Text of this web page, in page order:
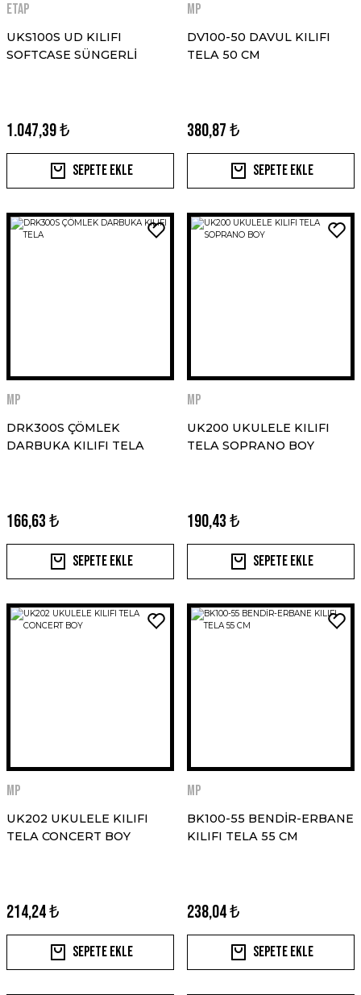
ETAP
UKS100S UD KILIFI
SOFTCASE SÜNGERLİ
1.047,39 ₺
Sepete Ekle
MP
DV100-50 DAVUL KILIFI
TELA 50 CM
380,87 ₺
Sepete Ekle
MP
DRK300S ÇÖMLEK
DARBUKA KILIFI TELA
166,63 ₺
Sepete Ekle
MP
UK200 UKULELE KILIFI
TELA SOPRANO BOY
190,43 ₺
Sepete Ekle
MP
UK202 UKULELE KILIFI
TELA CONCERT BOY
214,24 ₺
Sepete Ekle
MP
BK100-55 BENDİR-ERBANE
KILIFI TELA 55 CM
238,04 ₺
Sepete Ekle